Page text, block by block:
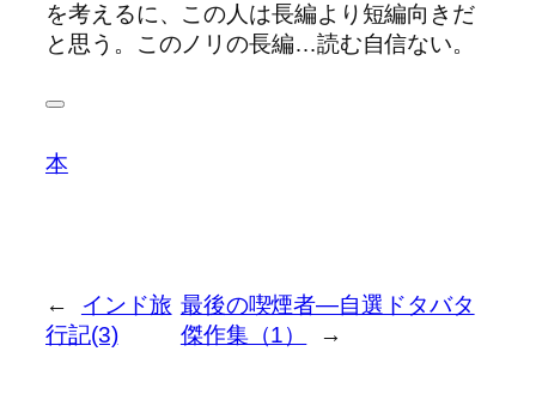
を考えるに、この人は長編より短編向きだ
と思う。このノリの長編…読む自信ない。
本
←
インド旅
行記(3)
最後の喫煙者―自選ドタバタ
傑作集（1）
→